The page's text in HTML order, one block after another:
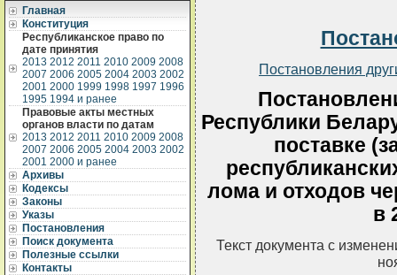
Главная
Конституция
Республиканское право по
дате принятия
2013 2012 2011 2010 2009 2008
2007 2006 2005 2004 2003 2002
2001 2000 1999 1998 1997 1996
1995 1994 и ранее
Правовые акты местных
органов власти по датам
2013 2012 2011 2010 2009 2008
2007 2006 2005 2004 2003 2002
2001 2000 и ранее
Архивы
Кодексы
Законы
Указы
Постановления
Поиск документа
Полезные ссылки
Контакты
Постановления
Республики
поставке
лома и отходов
в
Текст документа с